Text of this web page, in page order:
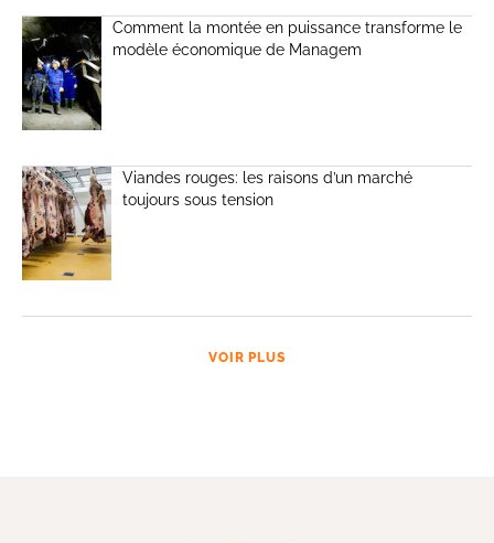
Comment la montée en puissance transforme le
modèle économique de Managem
Viandes rouges: les raisons d’un marché
toujours sous tension
VOIR PLUS